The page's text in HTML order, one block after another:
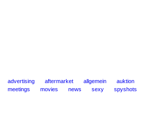
advertising aftermarket allgemein auktion
meetings
movies news sexy spyshots